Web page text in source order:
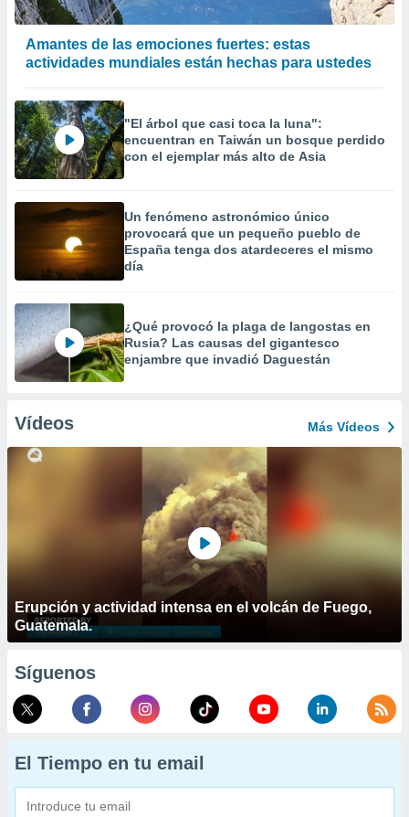
Amantes de las emociones fuertes: estas
actividades mundiales están hechas para ustedes
"El árbol que casi toca la luna":
encuentran en Taiwán un bosque perdido
con el ejemplar más alto de Asia
Un fenómeno astronómico único
provocará que un pequeño pueblo de
España tenga dos atardeceres el mismo
día
¿Qué provocó la plaga de langostas en
Rusia? Las causas del gigantesco
enjambre que invadió Daguestán
Vídeos Más Vídeos
Erupción y actividad intensa en el volcán de Fuego,
Guatemala.
Síguenos
El Tiempo en tu email